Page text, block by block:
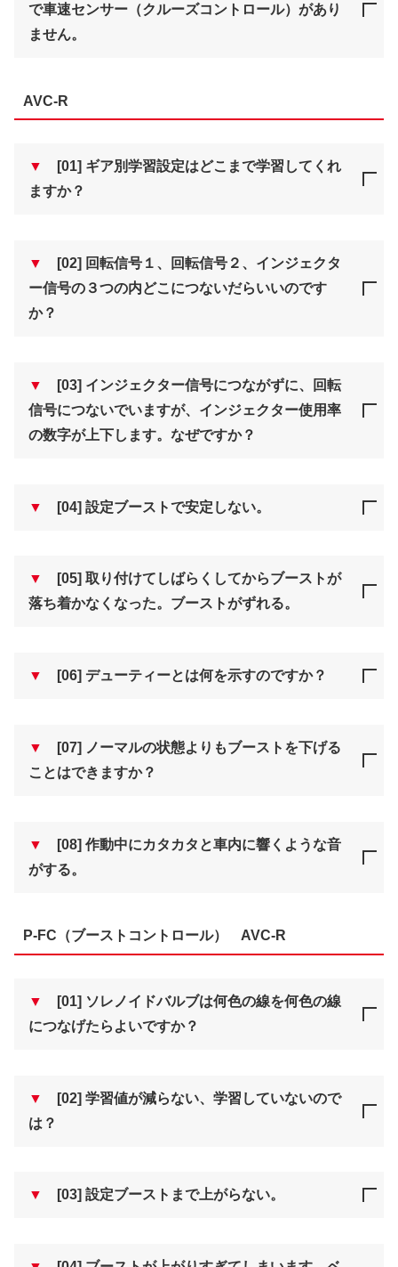
で車速センサー（クルーズコントロール）があり
ません。
AVC-R
▼
[01] ギア別学習設定はどこまで学習してくれ
ますか？
▼
[02] 回転信号１、回転信号２、インジェクタ
ー信号の３つの内どこにつないだらいいのです
か？
▼
[03] インジェクター信号につながずに、回転
信号につないでいますが、インジェクター使用率
の数字が上下します。なぜですか？
▼ [04] 設定ブーストで安定しない。
▼
[05] 取り付けてしばらくしてからブーストが
落ち着かなくなった。ブーストがずれる。
▼ [06] デューティーとは何を示すのですか？
▼
[07] ノーマルの状態よりもブーストを下げる
ことはできますか？
▼
[08] 作動中にカタカタと車内に響くような音
がする。
P-FC（ブーストコントロール） AVC-R
▼
[01] ソレノイドバルブは何色の線を何色の線
につなげたらよいですか？
▼
[02] 学習値が減らない、学習していないので
は？
▼ [03] 設定ブーストまで上がらない。